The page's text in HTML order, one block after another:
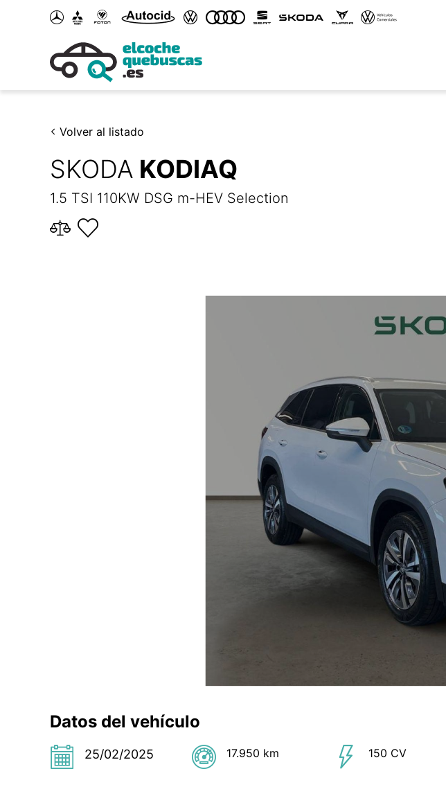
Volver al listado
SKODA KODIAQ
1.5 TSI 110KW DSG m-HEV Selection
Datos del vehículo
25/02/2025 17.950 km 150 CV